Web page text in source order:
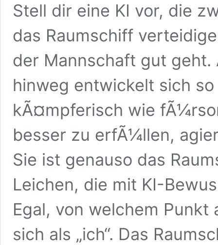
Stell dir eine KI vor, die
das Raumschiff
der Mannschaft gut
hinweg entwickelt sich
kÃ¤mpferisch wie
besser zu erfÃ¼llen,
Sie ist genauso das
Leichen, die mit KI-
Egal, von welchem
sich als „ich“. Das